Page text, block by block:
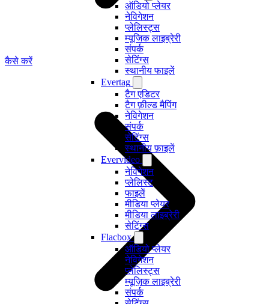
ऑडियो प्लेयर
नेविगेशन
प्लेलिस्ट्स
म्यूजिक लाइब्रेरी
संपर्क
सेटिंग्स
स्थानीय फाइलें
Evertag
टैग एडिटर
टैग फ़ील्ड मैपिंग
नेविगेशन
संपर्क
सेटिंग्स
स्थानीय फ़ाइलें
Evervideo
नेविगेशन
प्लेलिस्ट
फाइलें
मीडिया प्लेयर
मीडिया लाइब्रेरी
सेटिंग्स
Flacbox
ऑडियो प्लेयर
नेविगेशन
प्लेलिस्ट्स
म्यूज़िक लाइब्रेरी
संपर्क
कैसे करें